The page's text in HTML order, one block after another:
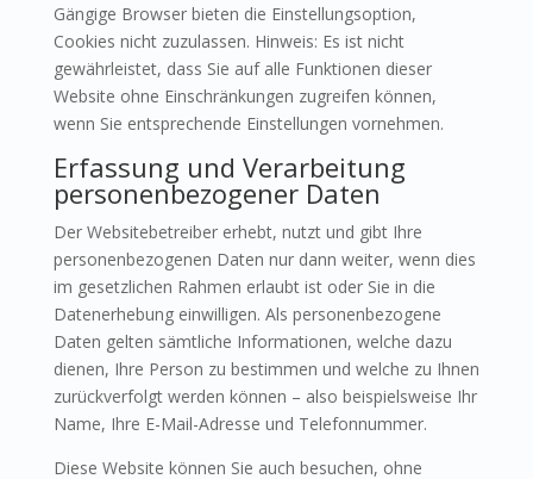
Gängige Browser bieten die Einstellungsoption,
Cookies nicht zuzulassen. Hinweis: Es ist nicht
gewährleistet, dass Sie auf alle Funktionen dieser
Website ohne Einschränkungen zugreifen können,
wenn Sie entsprechende Einstellungen vornehmen.
Erfassung und Verarbeitung
personenbezogener Daten
Der Websitebetreiber erhebt, nutzt und gibt Ihre
personenbezogenen Daten nur dann weiter, wenn dies
im gesetzlichen Rahmen erlaubt ist oder Sie in die
Datenerhebung einwilligen. Als personenbezogene
Daten gelten sämtliche Informationen, welche dazu
dienen, Ihre Person zu bestimmen und welche zu Ihnen
zurückverfolgt werden können – also beispielsweise Ihr
Name, Ihre E-Mail-Adresse und Telefonnummer.
Diese Website können Sie auch besuchen, ohne